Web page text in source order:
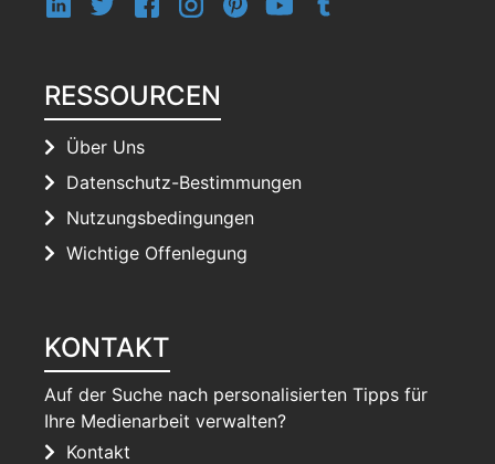
RESSOURCEN
Über Uns
Datenschutz-Bestimmungen
Nutzungsbedingungen
Wichtige Offenlegung
KONTAKT
Auf der Suche nach personalisierten Tipps für
Ihre Medienarbeit verwalten?
Kontakt